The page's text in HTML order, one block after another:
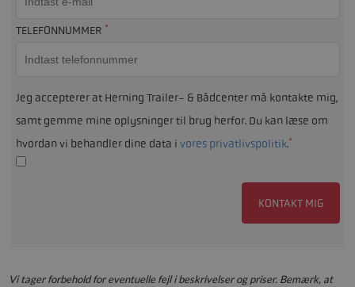
TELEFONNUMMER *
Jeg accepterer at Herning Trailer- & Bådcenter må kontakte mig,
samt gemme mine oplysninger til brug herfor. Du kan læse om
hvordan vi behandler dine data i vores privatlivspolitik.*
KONTAKT MIG
Vi tager forbehold for eventuelle fejl i beskrivelser og priser. Bemærk, at